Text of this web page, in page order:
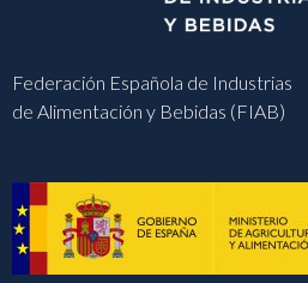
Federación Española de Industrias
de Alimentación y Bebidas (FIAB)